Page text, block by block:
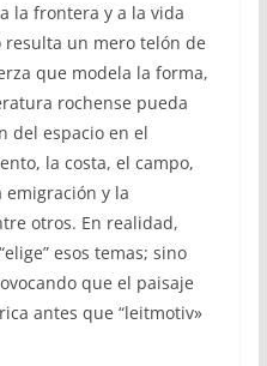
la frontera y a la vida
un mero telón de
que modela la forma,
rochense pueda
del espacio en el
la costa, el campo,
y la
otros. En realidad,
esos temas; sino
que el paisaje
antes que “leitmotiv»